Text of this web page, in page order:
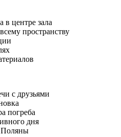
в центре зала
пространству
с друзьями
погреба
дня
Поляны